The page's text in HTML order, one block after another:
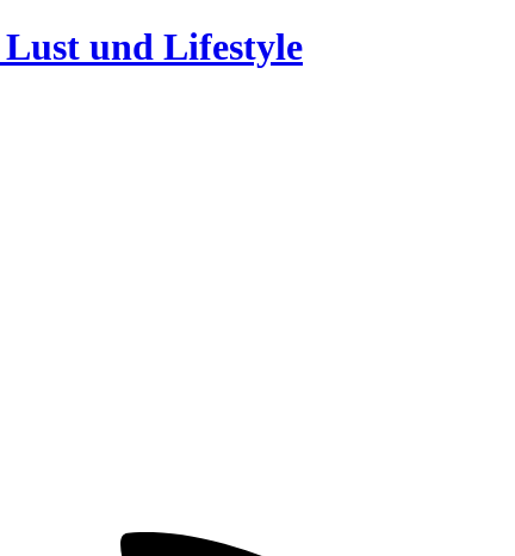
und Lifestyle